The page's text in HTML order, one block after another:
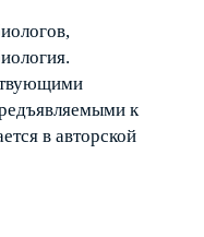
к
в авторской